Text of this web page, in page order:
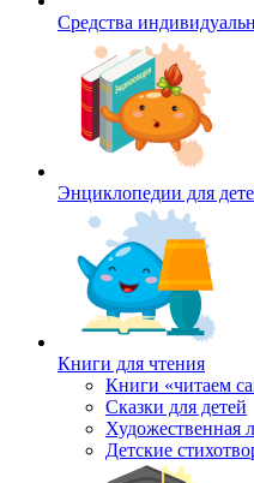
Средства
Энциклопедии для
Книги для чтения
Книги «читаем
Сказки для детей
Художественная
Детские